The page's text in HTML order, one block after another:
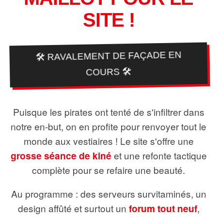
SITE !
🛠️ RAVALEMENT DE FAÇADE EN
COURS 🛠️
Puisque les pirates ont tenté de s'infiltrer dans
notre en-but, on en profite pour renvoyer tout le
monde aux vestiaires ! Le site s'offre une
grosse séance de kiné et une refonte tactique
complète pour se refaire une beauté.
Au programme : des serveurs survitaminés, un
design affûté et surtout un forum tout neuf,